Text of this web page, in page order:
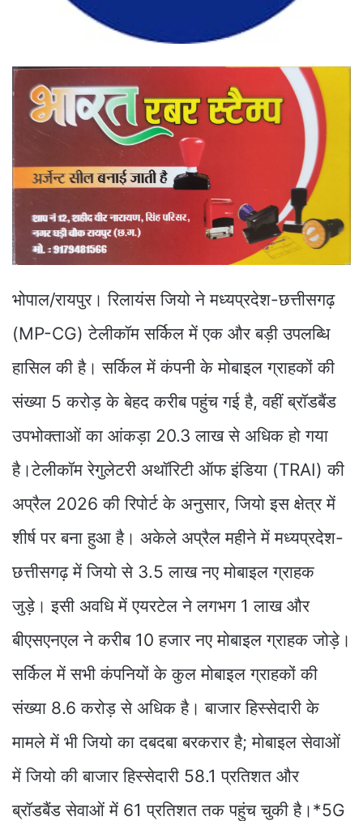
भोपाल/रायपुर। रिलायंस जियो ने मध्यप्रदेश-छत्तीसगढ़
(MP-CG) टेलीकॉम सर्किल में एक और बड़ी उपलब्धि
हासिल की है। सर्किल में कंपनी के मोबाइल ग्राहकों की
संख्या 5 करोड़ के बेहद करीब पहुंच गई है, वहीं ब्रॉडबैंड
उपभोक्ताओं का आंकड़ा 20.3 लाख से अधिक हो गया
है।टेलीकॉम रेगुलेटरी अथॉरिटी ऑफ इंडिया (TRAI) की
अप्रैल 2026 की रिपोर्ट के अनुसार, जियो इस क्षेत्र में
शीर्ष पर बना हुआ है। अकेले अप्रैल महीने में मध्यप्रदेश-
छत्तीसगढ़ में जियो से 3.5 लाख नए मोबाइल ग्राहक
जुड़े। इसी अवधि में एयरटेल ने लगभग 1 लाख और
बीएसएनएल ने करीब 10 हजार नए मोबाइल ग्राहक जोड़े।
सर्किल में सभी कंपनियों के कुल मोबाइल ग्राहकों की
संख्या 8.6 करोड़ से अधिक है। बाजार हिस्सेदारी के
मामले में भी जियो का दबदबा बरकरार है; मोबाइल सेवाओं
में जियो की बाजार हिस्सेदारी 58.1 प्रतिशत और
ब्रॉडबैंड सेवाओं में 61 प्रतिशत तक पहुंच चुकी है।*5G